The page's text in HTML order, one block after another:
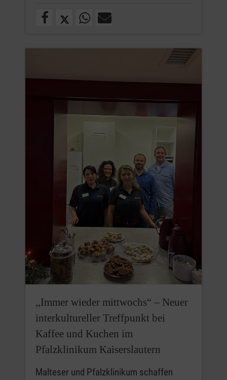
,,Immer wieder mittwochs“ – Neuer
interkultureller Treffpunkt bei
Kaffee und Kuchen im
Pfalzklinikum Kaiserslautern
Malteser und Pfalzklinikum schaffen